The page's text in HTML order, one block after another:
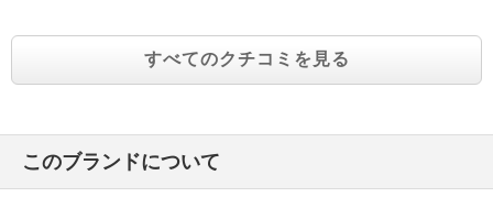
すべてのクチコミを見る
このブランドについて